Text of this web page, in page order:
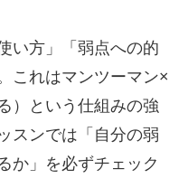
い方」「弱点への的
これはマンツーマン×
）という仕組みの強
スンでは「自分の弱
か」を必ずチェック